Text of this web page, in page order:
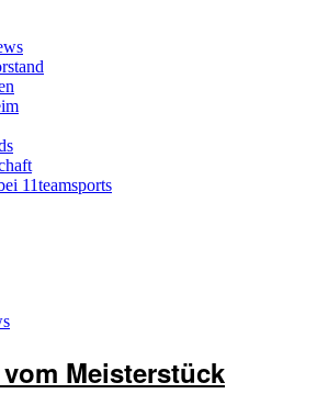
11teamsports
Meisterstück